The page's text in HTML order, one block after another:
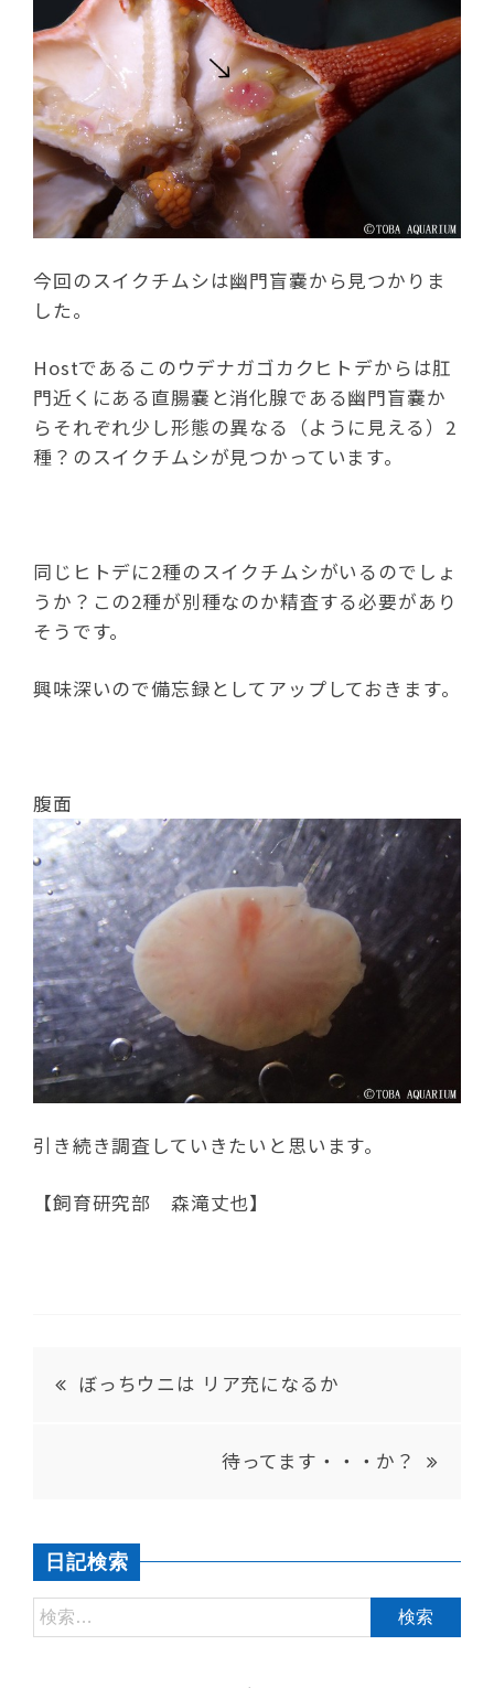
今回のスイクチムシは幽門盲嚢から見つかりま
した。
Hostであるこのウデナガゴカクヒトデからは肛
門近くにある直腸嚢と消化腺である幽門盲嚢か
らそれぞれ少し形態の異なる（ように見える）2
種？のスイクチムシが見つかっています。
同じヒトデに2種のスイクチムシがいるのでしょ
うか？この2種が別種なのか精査する必要があり
そうです。
興味深いので備忘録としてアップしておきます。
腹面
引き続き調査していきたいと思います。
【飼育研究部 森滝丈也】
ぼっちウニは リア充になるか
待ってます・・・か？
日記検索